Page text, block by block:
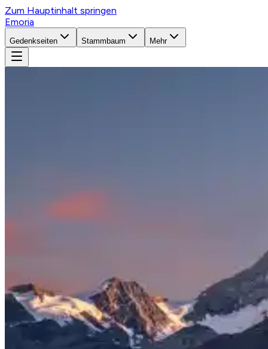
Zum Hauptinhalt springen
Emoria
Gedenkseiten Stammbaum Mehr